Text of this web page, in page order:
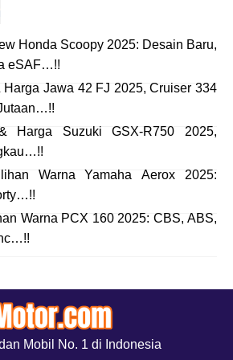
Honda Scoopy 2025: Desain Baru,
eSAF…!!
Harga Jawa 42 FJ 2025, Cruiser 334
Harga Suzuki GSX-R750 2025,
Warna Yamaha Aerox 2025:
Warna PCX 160 2025: CBS, ABS,
Mobil No. 1 di Indonesia